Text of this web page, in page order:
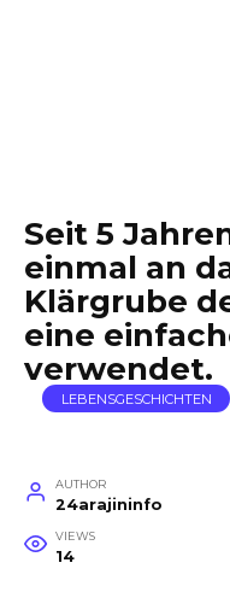
Seit 5
einmal an
Klärgrube
eine
verwendet.
LEBENSGESCHICHTEN
AUTHOR
24arajininfo
VIEWS
14